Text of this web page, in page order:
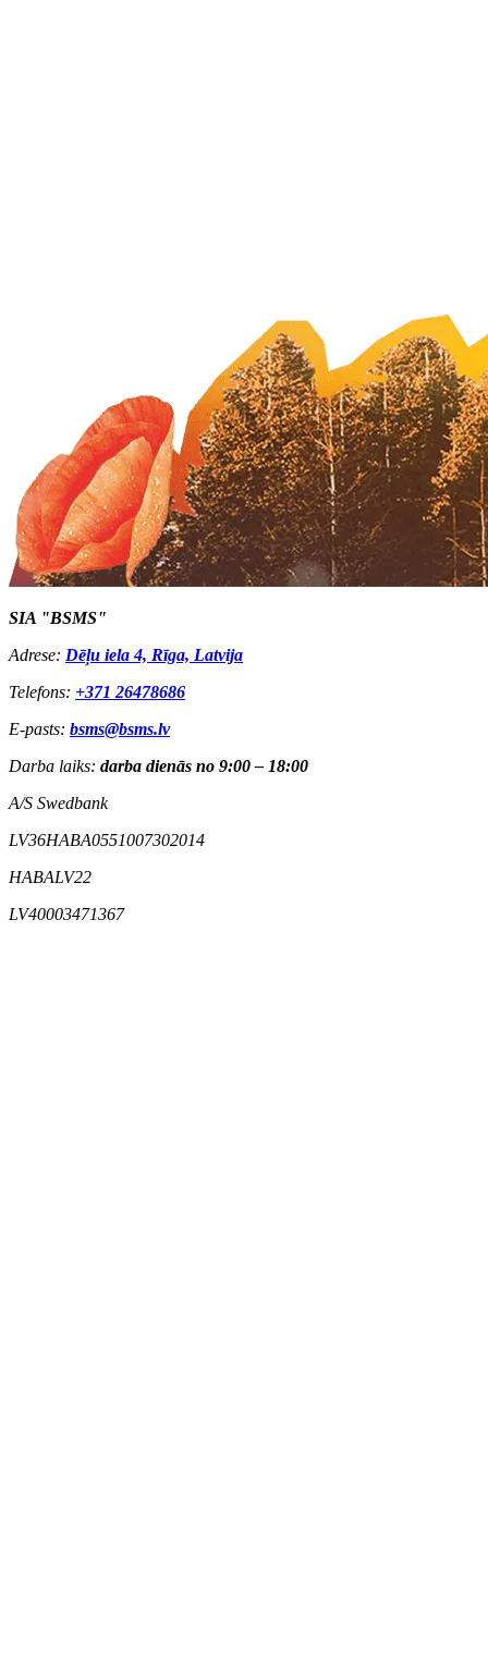
SIA "BSMS"
Adrese: Dēļu iela 4, Rīga, Latvija
Telefons: +371 26478686
E-pasts: bsms@bsms.lv
Darba laiks: darba dienās no 9:00 – 18:00
A/S Swedbank
LV36HABA0551007302014
HABALV22
LV40003471367